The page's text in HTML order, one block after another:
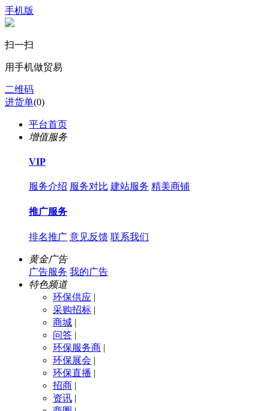
手机版
扫一扫
用手机做贸易
二维码
进货单(0)
平台首页
增值服务
VIP
服务介绍 服务对比 建站服务 精美商铺
推广服务
排名推广 意见反馈 联系我们
黄金广告
广告服务 我的广告
特色频道
环保供应 |
采购招标 |
商城 |
问答 |
环保服务商 |
环保展会 |
环保直播 |
招商 |
资讯 |